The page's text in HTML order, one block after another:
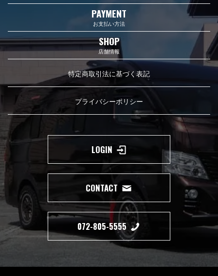
PAYMENT
お支払い方法
SHOP
店舗情報
特定商取引法に基づく表記
プライバシーポリシー
LOGIN
CONTACT
072-805-5555